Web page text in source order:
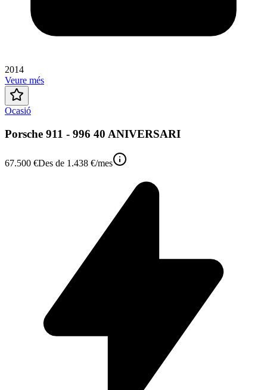
2014
Veure més
Ocasió
Porsche 911 - 996 40 ANIVERSARI
67.500 €Des de 1.438 €/mes